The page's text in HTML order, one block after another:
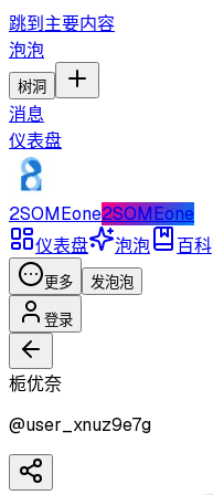
跳到主要内容
泡泡
树洞
消息
仪表盘
2SOMEone2SOMEone
仪表盘
泡泡 百科
更多 发泡泡
登录
栀优奈
@user_xnuz9e7g